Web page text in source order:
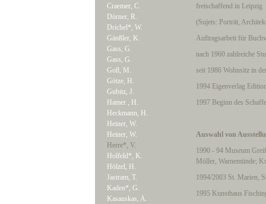
Craemer, C.
Dörner, R.
Drichel*, W.
Gänßler, K.
Gass, G.
Gass, G.
Goll, M.
Götze, H.
Gubitz, J.
Hamer , H.
Heckmann, H.
Heiner, W.
Heiner, W.
Herre*, V.
Holfeld*, K.
Hölzel, H.
Jastram, T.
Kaden*, G.
Kasauskas, A.
freischaffend in Leipzig
(Sujets: Porträt,
Auftragsarbeit für
nach 1960 zahlreiche
seit 1986 Wohnsitz in
1994 Eigenverlag
1997 Beginn des
Auswahl von
1990 - 94 Museum
Möller, Warnemünde;
1994/2003 St. Marien,
1995 Kunsthaus